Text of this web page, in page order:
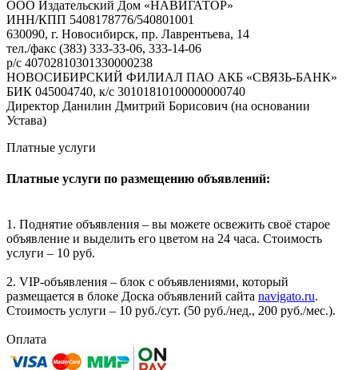
ООО Издательский Дом «НАВИГАТОР»
ИНН/КПП 5408178776/540801001
630090, г. Новосибирск, пр. Лаврентьева, 14
тел./факс (383) 333-33-06, 333-14-06
р/с 40702810301330000238
НОВОСИБИРСКИЙ ФИЛИАЛ ПАО АКБ «СВЯЗЬ-БАНК»
БИК 045004740, к/с 30101810100000000740
Директор Данилин Дмитрий Борисович (на основании
Устава)
Платные услуги
Платные услуги по размещению объявлений:
1. Поднятие объявления – вы можете освежить своё старое
объявление и выделить его цветом на 24 часа. Стоимость
услуги – 10 руб.
2. VIP-объявления – блок с объявлениями, который
размещается в блоке Доска объявлений сайта navigato.ru.
Стоимость услуги – 10 руб./сут. (50 руб./нед., 200 руб./мес.).
Оплата